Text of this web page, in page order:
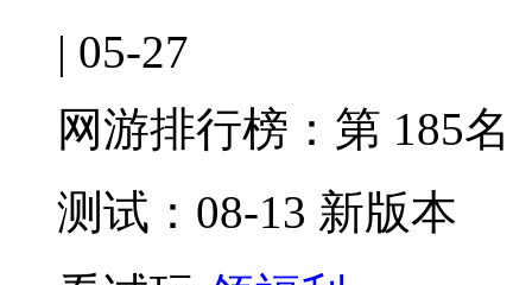
| 05-27
网游排行榜： 第 185名
测试：08-13 新版本